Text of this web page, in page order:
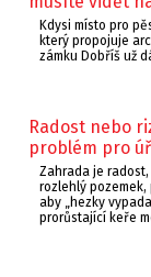
Kdysi místo pro
který propojuje
zámku Dobříš už
Radost nebo
problém pro
Zahrada je
rozlehlý
aby „hezky
prorůstající keře